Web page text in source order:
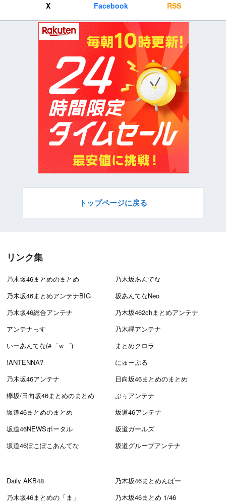
X Facebook RSS
トップページに戻る
リンク集
乃木坂46まとめのまとめ
乃木坂あんてな
乃木坂46まとめアンテナBIG
坂あんてなNeo
乃木坂46総合アンテナ
乃木坂462chまとめアンテナ
アンテナっす
乃木欅アンテナ
いーあんてな(#゜ｗ゜)
まとめクロラ
!ANTENNA?
にゅーぷる
乃木坂46アンテナ
日向坂46まとめのまとめ
欅坂/日向坂46まとめのまとめ
ぷぅアンテナ
坂道46まとめのまとめ
坂道46アンテナ
坂道46NEWSポータル
坂道ガールズ
坂道46ぽこぽこあんてな
坂道グループアンテナ
Daily AKB48
乃木坂46まとめんばー
乃木坂46まとめの「ま」
乃木坂46まとめ 1/46